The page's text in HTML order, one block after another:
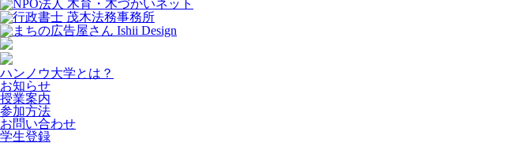
ハンノウ大学とは？
お知らせ
授業案内
参加方法
お問い合わせ
学生登録